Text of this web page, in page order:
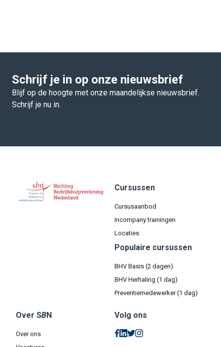
Schrijf je in op onze nieuwsbrief
Blijf op de hoogte met onze maandelijkse nieuwsbrief.
Schrijf je nu in.
Cursussen
Cursusaanbod
Incompany trainingen
Locaties
Populaire cursussen
BHV Basis (2 dagen)
BHV Herhaling (1 dag)
Preventiemedewerker (1 dag)
Over SBN
Over ons
Volg ons